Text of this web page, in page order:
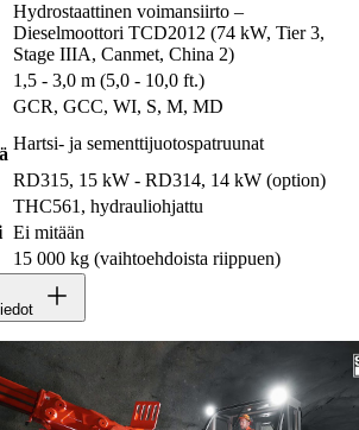
Hydrostaattinen voimansiirto –
Dieselmoottori TCD2012 (74 kW, Tier 3,
Stage IIIA, Canmet, China 2)
1,5 - 3,0 m (5,0 - 10,0 ft.)
GCR, GCC, WI, S, M, MD
Hartsi- ja sementtijuotospatruunat
RD315, 15 kW - RD314, 14 kW (option)
THC561, hydrauliohjattu
Ei mitään
15 000 kg (vaihtoehdoista riippuen)